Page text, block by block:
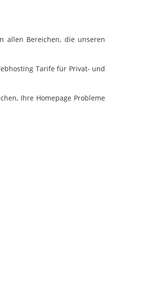
allen Bereichen, die unseren
Tarife für Privat- und
Ihre Homepage Probleme